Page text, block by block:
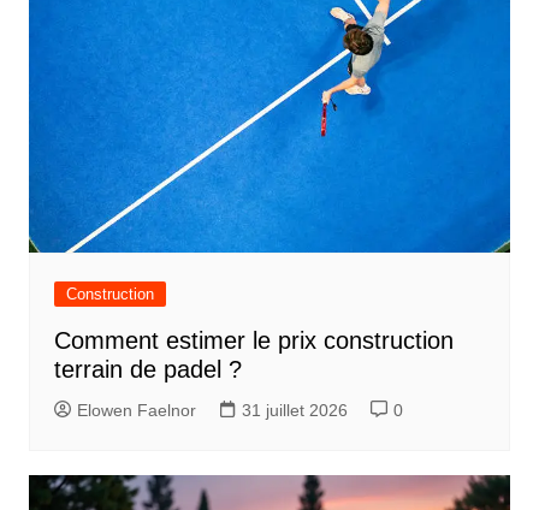
Construction
Comment estimer le prix construction
terrain de padel ?
Elowen Faelnor 31 juillet 2026 0